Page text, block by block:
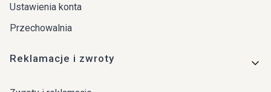
Ustawienia konta
Przechowalnia
Reklamacje i zwroty